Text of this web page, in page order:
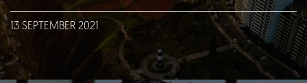
13 SEPTEMBER 2021